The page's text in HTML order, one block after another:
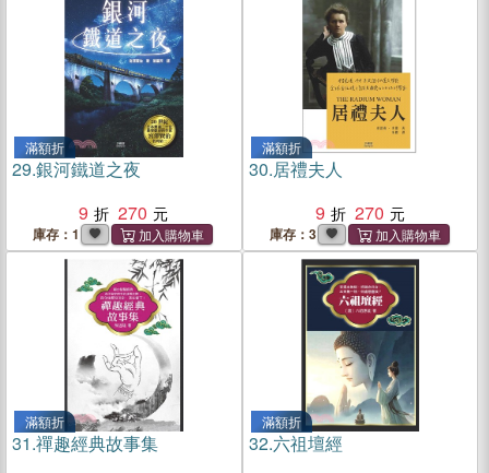
滿額折
29.銀河鐵道之夜
9
270
庫存：1
滿額折
30.居禮夫人
9
270
庫存：3
滿額折
31.禪趣經典故事集
滿額折
32.六祖壇經